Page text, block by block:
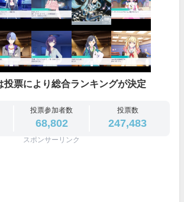
投票により総合ランキングが決定
投票参加者数
68,802
投票数
247,483
スポンサーリンク